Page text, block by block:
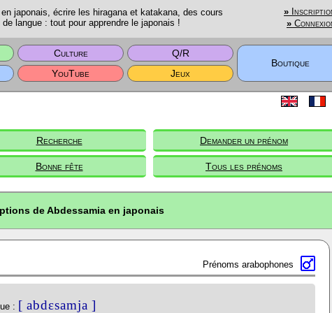
en japonais, écrire les hiragana et katakana, des cours
de langue : tout pour apprendre le japonais !
»
»
Culture
Q/R
Boutique
YouTube Jeux
Recherche Demander un prénom
Bonne fête Tous les prénoms
de Abdessamia en japonais
Prénoms arabophones
: [ abdɛsamja ]